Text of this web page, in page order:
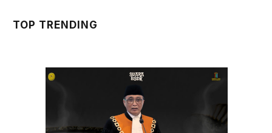
TOP TRENDING